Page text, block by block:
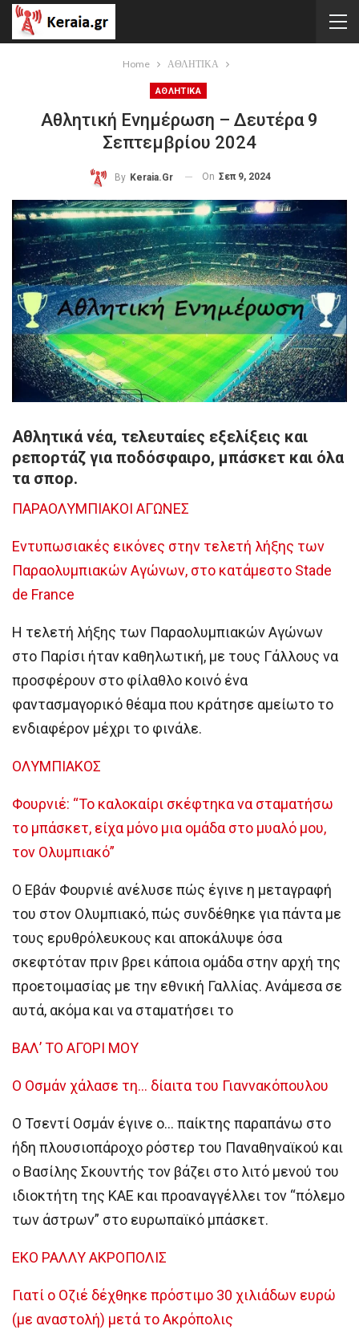
Home ΑΘΛΗΤΙΚΑ
ΑΘΛΗΤΙΚΑ
Αθλητική Ενημέρωση – Δευτέρα 9
Σεπτεμβρίου 2024
By Keraia.gr On Σεπ 9, 2024
Αθλητικά νέα, τελευταίες εξελίξεις και
ρεπορτάζ για ποδόσφαιρο, μπάσκετ και όλα
τα σπορ.
ΠΑΡΑΟΛΥΜΠΙΑΚΟΙ ΑΓΩΝΕΣ
Εντυπωσιακές εικόνες στην τελετή λήξης των
Παραολυμπιακών Αγώνων, στο κατάμεστο Stade
de France
Η τελετή λήξης των Παραολυμπιακών Αγώνων
στο Παρίσι ήταν καθηλωτική, με τους Γάλλους να
προσφέρουν στο φίλαθλο κοινό ένα
φαντασμαγορικό θέαμα που κράτησε αμείωτο το
ενδιαφέρον μέχρι το φινάλε.
ΟΛΥΜΠΙΑΚΟΣ
Φουρνιέ: “Το καλοκαίρι σκέφτηκα να σταματήσω
το μπάσκετ, είχα μόνο μια ομάδα στο μυαλό μου,
τον Ολυμπιακό”
Ο Εβάν Φουρνιέ ανέλυσε πώς έγινε η μεταγραφή
του στον Ολυμπιακό, πώς συνδέθηκε για πάντα με
τους ερυθρόλευκους και αποκάλυψε όσα
σκεφτόταν πριν βρει κάποια ομάδα στην αρχή της
προετοιμασίας με την εθνική Γαλλίας. Ανάμεσα σε
αυτά, ακόμα και να σταματήσει το
ΒΑΛ’ ΤΟ ΑΓΟΡΙ ΜΟΥ
Ο Οσμάν χάλασε τη… δίαιτα του Γιαννακόπουλου
Ο Τσεντί Οσμάν έγινε ο… παίκτης παραπάνω στο
ήδη πλουσιοπάροχο ρόστερ του Παναθηναϊκού και
ο Βασίλης Σκουντής τον βάζει στο λιτό μενού του
ιδιοκτήτη της ΚΑΕ και προαναγγέλλει τον “πόλεμο
των άστρων” στο ευρωπαϊκό μπάσκετ.
EKO ΡΑΛΛΥ ΑΚΡΟΠΟΛΙΣ
Γιατί ο Οζιέ δέχθηκε πρόστιμο 30 χιλιάδων ευρώ
(με αναστολή) μετά το Ακρόπολις